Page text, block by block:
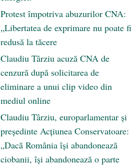
Protest împotriva abuzurilor CNA:
„Libertatea de exprimare nu poate fi
redusă la tăcere
Claudiu Târziu acuză CNA de
cenzură după solicitarea de
eliminare a unui clip video din
mediul online
Claudiu Târziu, europarlamentar și
președinte Acțiunea Conservatoare:
„Dacă România își abandonează
ciobanii, își abandonează o parte